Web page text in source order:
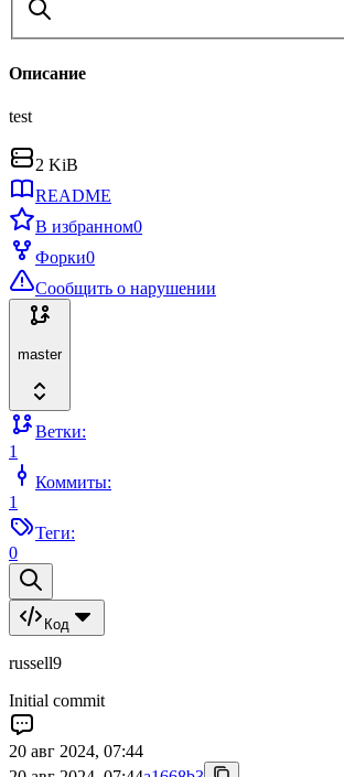
Описание
test
2 KiB
README
В избранном0
Форки0
Сообщить о нарушении
master
Ветки:
1
Коммиты:
1
Теги:
0
Код
russell9
Initial commit
20 авг 2024, 07:44